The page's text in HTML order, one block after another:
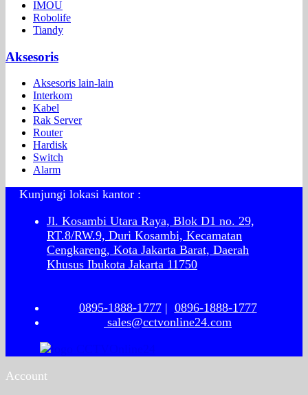
IMOU
Robolife
Tiandy
Aksesoris
Aksesoris lain-lain
Interkom
Kabel
Rak Server
Router
Hardisk
Switch
Alarm
Kunjungi lokasi kantor :
Jl. Kosambi Utara Raya, Blok D1 no. 29,
RT.8/RW.9, Duri Kosambi, Kecamatan
Cengkareng, Kota Jakarta Barat, Daerah
Khusus Ibukota Jakarta 11750
0895-1888-1777| 0896-1888-1777
sales@cctvonline24.com
Account